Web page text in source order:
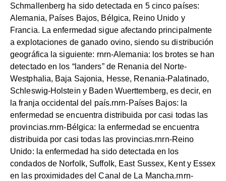
Schmallenberg ha sido detectada en 5 cinco países:
Alemania, Países Bajos, Bélgica, Reino Unido y
Francia. La enfermedad sigue afectando principalmente
a explotaciones de ganado ovino, siendo su distribución
geográfica la siguiente: rnrn-Alemania: los brotes se han
detectado en los “landers” de Renania del Norte-
Westphalia, Baja Sajonia, Hesse, Renania-Palatinado,
Schleswig-Holstein y Baden Wuerttemberg, es decir, en
la franja occidental del país.rnrn-Países Bajos: la
enfermedad se encuentra distribuida por casi todas las
provincias.rnrn-Bélgica: la enfermedad se encuentra
distribuida por casi todas las provincias.rnrn-Reino
Unido: la enfermedad ha sido detectada en los
condados de Norfolk, Suffolk, East Sussex, Kent y Essex
en las proximidades del Canal de La Mancha.rnrn-